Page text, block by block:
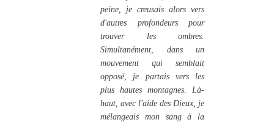
peine, je creusais alors vers
d'autres profondeurs pour
trouver les ombres.
Simultanément, dans un
mouvement qui semblait
opposé, je partais vers les
plus hautes montagnes. Là-
haut, avec l'aide des Dieux, je
mélangeais mon sang à la